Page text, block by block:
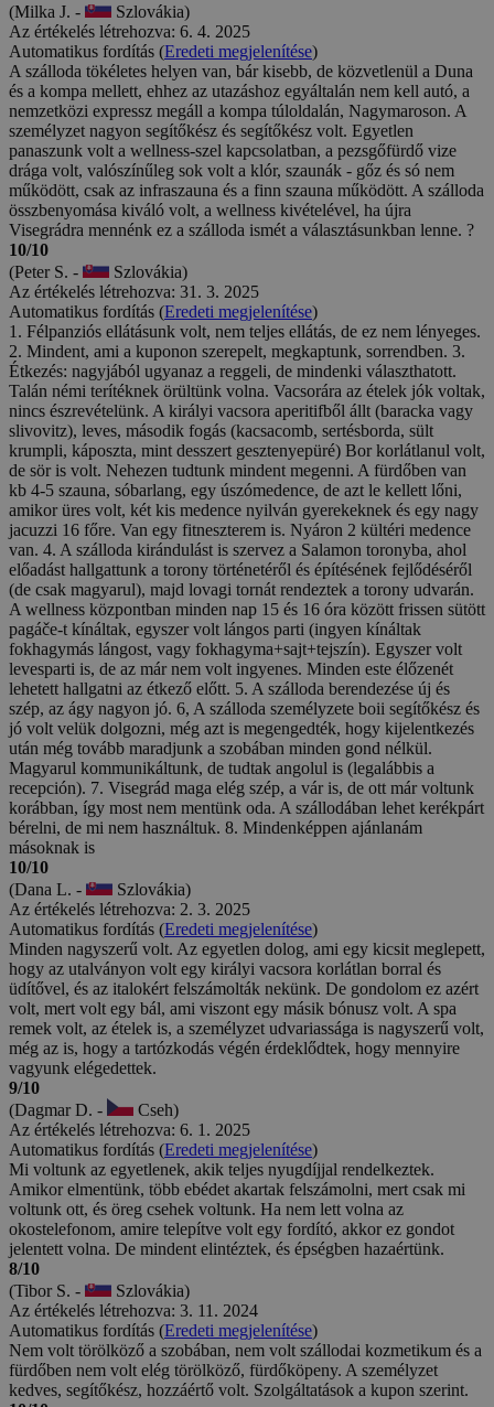
(Milka J. -
Szlovákia)
Az értékelés létrehozva: 6. 4. 2025
Automatikus fordítás (Eredeti megjelenítése)
A szálloda tökéletes helyen van, bár kisebb, de közvetlenül a Duna
és a kompa mellett, ehhez az utazáshoz egyáltalán nem kell autó, a
nemzetközi expressz megáll a kompa túloldalán, Nagymaroson. A
személyzet nagyon segítőkész és segítőkész volt. Egyetlen
panaszunk volt a wellness-szel kapcsolatban, a pezsgőfürdő vize
drága volt, valószínűleg sok volt a klór, szaunák - gőz és só nem
működött, csak az infraszauna és a finn szauna működött. A szálloda
összbenyomása kiváló volt, a wellness kivételével, ha újra
Visegrádra mennénk ez a szálloda ismét a választásunkban lenne. ?
10/10
(Peter S. -
Szlovákia)
Az értékelés létrehozva: 31. 3. 2025
Automatikus fordítás (Eredeti megjelenítése)
1. Félpanziós ellátásunk volt, nem teljes ellátás, de ez nem lényeges.
2. Mindent, ami a kuponon szerepelt, megkaptunk, sorrendben. 3.
Étkezés: nagyjából ugyanaz a reggeli, de mindenki választhatott.
Talán némi terítéknek örültünk volna. Vacsorára az ételek jók voltak,
nincs észrevételünk. A királyi vacsora aperitifből állt (baracka vagy
slivovitz), leves, második fogás (kacsacomb, sertésborda, sült
krumpli, káposzta, mint desszert gesztenyepüré) Bor korlátlanul volt,
de sör is volt. Nehezen tudtunk mindent megenni. A fürdőben van
kb 4-5 szauna, sóbarlang, egy úszómedence, de azt le kellett lőni,
amikor üres volt, két kis medence nyilván gyerekeknek és egy nagy
jacuzzi 16 főre. Van egy fitneszterem is. Nyáron 2 kültéri medence
van. 4. A szálloda kirándulást is szervez a Salamon toronyba, ahol
előadást hallgattunk a torony történetéről és építésének fejlődéséről
(de csak magyarul), majd lovagi tornát rendeztek a torony udvarán.
A wellness központban minden nap 15 és 16 óra között frissen sütött
pagáče-t kínáltak, egyszer volt lángos parti (ingyen kínáltak
fokhagymás lángost, vagy fokhagyma+sajt+tejszín). Egyszer volt
levesparti is, de az már nem volt ingyenes. Minden este élőzenét
lehetett hallgatni az étkező előtt. 5. A szálloda berendezése új és
szép, az ágy nagyon jó. 6, A szálloda személyzete boii segítőkész és
jó volt velük dolgozni, még azt is megengedték, hogy kijelentkezés
után még tovább maradjunk a szobában minden gond nélkül.
Magyarul kommunikáltunk, de tudtak angolul is (legalábbis a
recepción). 7. Visegrád maga elég szép, a vár is, de ott már voltunk
korábban, így most nem mentünk oda. A szállodában lehet kerékpárt
bérelni, de mi nem használtuk. 8. Mindenképpen ajánlanám
másoknak is
10/10
(Dana L. -
Szlovákia)
Az értékelés létrehozva: 2. 3. 2025
Automatikus fordítás (Eredeti megjelenítése)
Minden nagyszerű volt. Az egyetlen dolog, ami egy kicsit meglepett,
hogy az utalványon volt egy királyi vacsora korlátlan borral és
üdítővel, és az italokért felszámolták nekünk. De gondolom ez azért
volt, mert volt egy bál, ami viszont egy másik bónusz volt. A spa
remek volt, az ételek is, a személyzet udvariassága is nagyszerű volt,
még az is, hogy a tartózkodás végén érdeklődtek, hogy mennyire
vagyunk elégedettek.
9/10
(Dagmar D. -
Cseh)
Az értékelés létrehozva: 6. 1. 2025
Automatikus fordítás (Eredeti megjelenítése)
Mi voltunk az egyetlenek, akik teljes nyugdíjjal rendelkeztek.
Amikor elmentünk, több ebédet akartak felszámolni, mert csak mi
voltunk ott, és öreg csehek voltunk. Ha nem lett volna az
okostelefonom, amire telepítve volt egy fordító, akkor ez gondot
jelentett volna. De mindent elintéztek, és épségben hazaértünk.
8/10
(Tibor S. -
Szlovákia)
Az értékelés létrehozva: 3. 11. 2024
Automatikus fordítás (Eredeti megjelenítése)
Nem volt törölköző a szobában, nem volt szállodai kozmetikum és a
fürdőben nem volt elég törölköző, fürdőköpeny. A személyzet
kedves, segítőkész, hozzáértő volt. Szolgáltatások a kupon szerint.